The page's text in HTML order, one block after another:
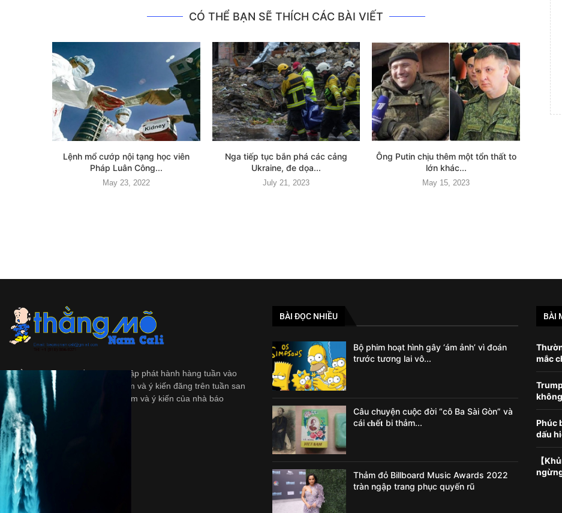
CÓ THỂ BẠN SẼ THÍCH CÁC BÀI VIẾT
Lệnh mổ cướp nội tạng học viên
Pháp Luân Công...
May 23, 2022
Nga tiếp tục bắn phá các cảng
Ukraine, đe dọa...
July 21, 2023
Ông Putin chịu thêm một tổn thất to
lớn khác...
May 15, 2023
Thằng Mõlà tập tuần san độc lập phát hành hàng tuần vào
ngày Thứ Bảy. Những quan diểm và ý kiến đăng trên tuần san
này không nhất thiết là quan diểm và ý kiến của nhà báo
và/hoặc là người bảo trợ.
BÀI ĐỌC NHIỀU
Bộ phim hoạt hình gây ‘ám ảnh’ vì đoán
trước tương lai vô...
Câu chuyện cuộc đời “cô Ba Sài Gòn” và
cái 𝐜𝐡ế𝐭 bi thảm...
Thảm đỏ Billboard Music Awards 2022
tràn ngập trang phục quyến rũ
BÀI
mắc
Phúc
dấu
【